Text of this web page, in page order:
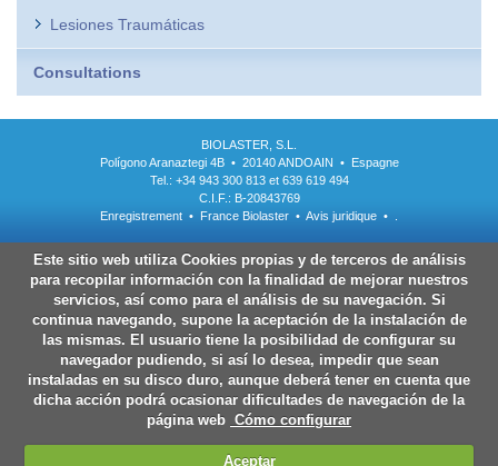
Lesiones Traumáticas
Consultations
BIOLASTER, S.L.
Polígono Aranaztegi 4B • 20140 ANDOAIN • Espagne
Tel.: +34 943 300 813 et 639 619 494
C.I.F.: B-20843769
Enregistrement • France Biolaster • Avis juridique •
Este sitio web utiliza Cookies propias y de terceros de análisis
para recopilar información con la finalidad de mejorar nuestros
servicios, así como para el análisis de su navegación. Si
continua navegando, supone la aceptación de la instalación de
las mismas. El usuario tiene la posibilidad de configurar su
navegador pudiendo, si así lo desea, impedir que sean
instaladas en su disco duro, aunque deberá tener en cuenta que
dicha acción podrá ocasionar dificultades de navegación de la
página web Cómo configurar
Aceptar